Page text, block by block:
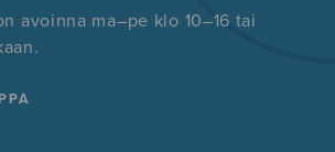
avoinna ma–pe klo 10–16 tai